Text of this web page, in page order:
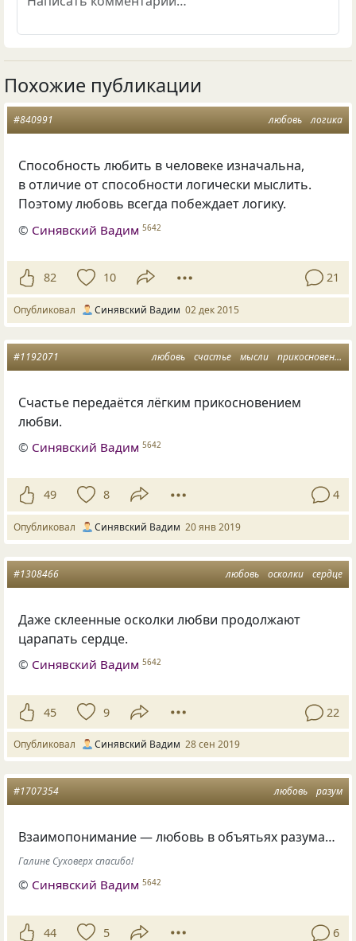
Похожие публикации
любовь логика
#840991
Способность любить в человеке изначальна,
в отличие от способности логически мыслить.
Поэтому любовь всегда побеждает логику.
© Синявский Вадим 5642
82 10 21
Опубликовал Синявский Вадим 02 дек 2015
любовь счастье мысли прикосновение
#1192071
Счастье передаётся лёгким прикосновением
любви.
© Синявский Вадим 5642
49 8 4
Опубликовал Синявский Вадим 20 янв 2019
любовь осколки сердце
#1308466
Даже склеенные осколки любви продолжают
царапать сердце.
© Синявский Вадим 5642
45 9 22
Опубликовал Синявский Вадим 28 сен 2019
любовь разум
#1707354
Взаимопонимание — любовь в объятьях разума…
Галине Суховерх спасибо!
© Синявский Вадим 5642
44 5 6